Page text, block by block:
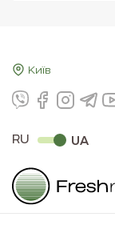
Київ
RU UA